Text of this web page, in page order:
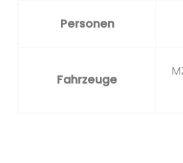
Personen
Fahrzeuge